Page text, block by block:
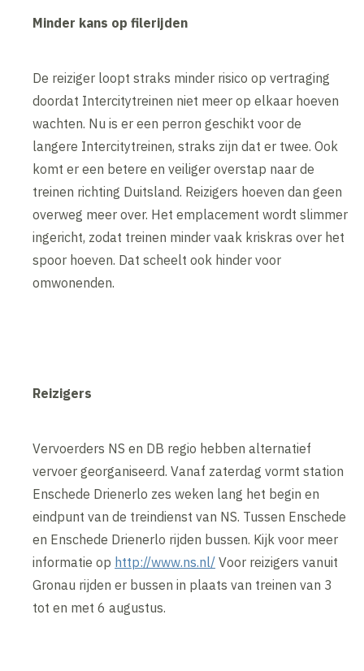
Minder kans op filerijden
De reiziger loopt straks minder risico op vertraging
doordat Intercitytreinen niet meer op elkaar hoeven
wachten. Nu is er een perron geschikt voor de
langere Intercitytreinen, straks zijn dat er twee. Ook
komt er een betere en veiliger overstap naar de
treinen richting Duitsland. Reizigers hoeven dan geen
overweg meer over. Het emplacement wordt slimmer
ingericht, zodat treinen minder vaak kriskras over het
spoor hoeven. Dat scheelt ook hinder voor
omwonenden.
Reizigers
Vervoerders NS en DB regio hebben alternatief
vervoer georganiseerd. Vanaf zaterdag vormt station
Enschede Drienerlo zes weken lang het begin en
eindpunt van de treindienst van NS. Tussen Enschede
en Enschede Drienerlo rijden bussen. Kijk voor meer
informatie op http://www.ns.nl/ Voor reizigers vanuit
Gronau rijden er bussen in plaats van treinen van 3
tot en met 6 augustus.